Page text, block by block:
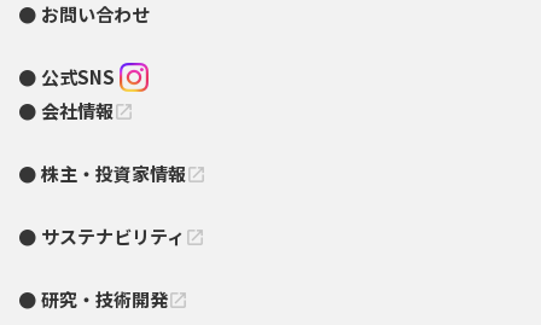
お問い合わせ
公式SNS
会社情報open_in_new
株主・投資家情報open_in_new
サステナビリティ open_in_new
研究・技術開発open_in_new